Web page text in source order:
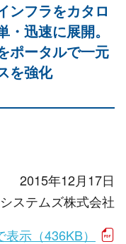
ンフラをカタロ
迅速に展開。
ポータルで一元
を強化
2015年12月17日
ステムズ株式会社
示（436KB）